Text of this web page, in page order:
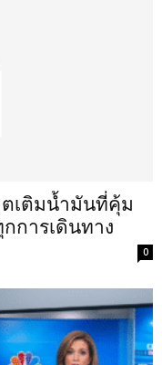
ตเติมน้ำมันที่คุ้ม
การเดินทาง
0